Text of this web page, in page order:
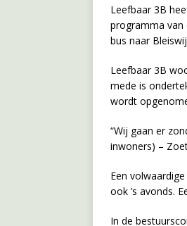
Leefbaar 3B
programma van
bus naar
Leefbaar 3B
mede is
wordt
“Wij gaan er
inwoners) –
Een
ook ’s avonds.
In de